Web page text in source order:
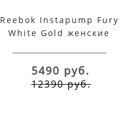
Reebok Instapump Fury
White Gold женские
5490 руб.
12390 руб.